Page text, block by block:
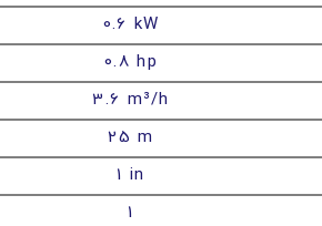
0.6 kW
0.8 hp
3.6 m³/h
25 m
1 in
1